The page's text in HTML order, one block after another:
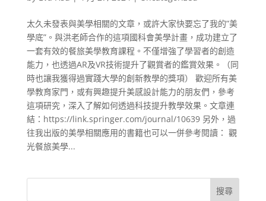
太久未發表與美學相關的文章，或許大家快要忘了我的”美
學底”。與洪老師合作的這項國科會美學計畫，成功建立了
一套有效的餐旅美學教育課程。不僅增強了學習者的創造
能力，也透過AR及VR技術提升了觀賞者的鑑賞效果。（同
時也讓我獲得過實踐大學的創新教學的獎項） 歡迎所有美
學教育家門，或有興趣提升美感設計能力的朋友們，參考
這項研究，深入了解如何透過科技提升教學效果。文章連
結：https://link.springer.com/journal/10639 另外，過
往我出版的美學相關應用的書籍也可以一併參考閱讀： 觀
光餐旅美學...